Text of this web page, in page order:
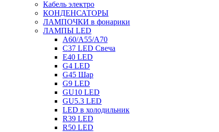
Кабель электро
КОНДЕНСАТОРЫ
ЛАМПОЧКИ в фонарики
ЛАМПЫ LED
A60/A55/A70
C37 LED Свеча
E40 LED
G4 LED
G45 Шар
G9 LED
GU10 LED
GU5.3 LED
LED в холодильник
R39 LED
R50 LED